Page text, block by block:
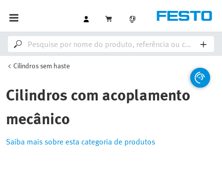
Cilindros sem haste
Cilindros com acoplamento
mecânico
Saiba mais sobre esta categoria de produtos